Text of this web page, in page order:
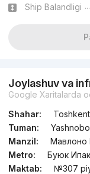
Ship Balandligi
Joylashuv va
Google Xaritalarda
Shahar:
Toshkent
Tuman:
Manzil:
Мавлоно
Metro:
Буюк
Maktab:
№307